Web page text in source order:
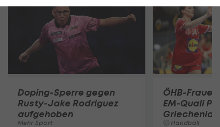
Doping-Sperre gegen
Rusty-Jake Rodriguez
aufgehoben
Mehr Sport
ÖHB-
EM-Quali
Handball